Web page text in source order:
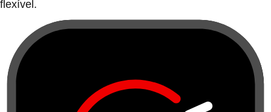
flexível.